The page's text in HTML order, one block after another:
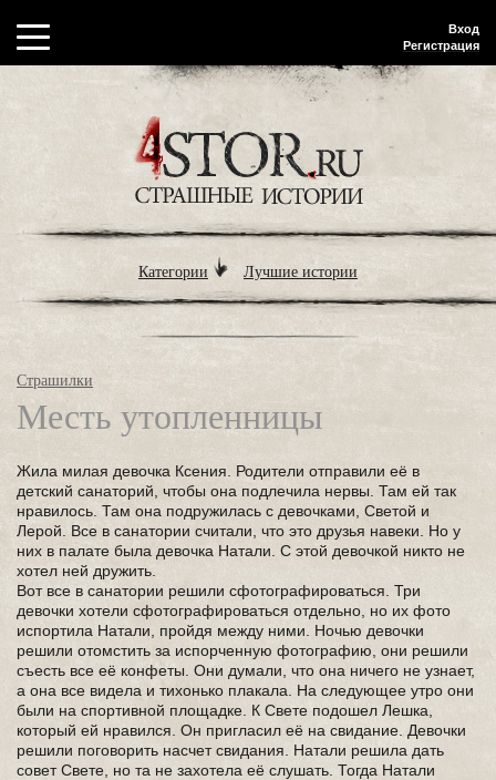
Вход
Регистрация
Категории Лучшие истории
Страшилки
Месть утопленницы
Жила милая девочка Ксения. Родители отправили её в
детский санаторий, чтобы она подлечила нервы. Там ей так
нравилось. Там она подружилась с девочками, Светой и
Лерой. Все в санатории считали, что это друзья навеки. Но у
них в палате была девочка Натали. С этой девочкой никто не
хотел ней дружить.
Вот все в санатории решили сфотографироваться. Три
девочки хотели сфотографироваться отдельно, но их фото
испортила Натали, пройдя между ними. Ночью девочки
решили отомстить за испорченную фотографию, они решили
съесть все её конфеты. Они думали, что она ничего не узнает,
а она все видела и тихонько плакала. На следующее утро они
были на спортивной площадке. К Свете подошел Лешка,
который ей нравился. Он пригласил её на свидание. Девочки
решили поговорить насчет свидания. Натали решила дать
совет Свете, но та не захотела её слушать. Тогда Натали